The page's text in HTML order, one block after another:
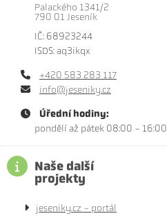
Palackého 1341/2
790 01 Jeseník
IČ: 68923244
ISDS: aq3ikqx
+420 583 283 117
info@jeseniky.cz
Úřední hodiny:
pondělí až pátek 08:00 - 16:00
Naše další
projekty
jeseniky.cz - portál